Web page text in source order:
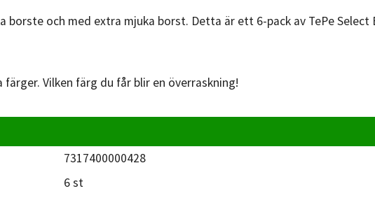
borste och med extra mjuka borst. Detta är ett 6-pack av TePe Select
färger. Vilken färg du får blir en överraskning!
7317400000428
6 st